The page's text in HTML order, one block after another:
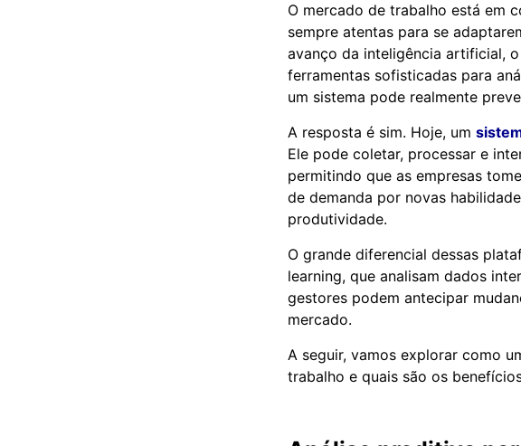
O mercado de trabalho está em
sempre atentas para se
avanço da inteligência artificial,
ferramentas sofisticadas para
um sistema pode realmente
A resposta é sim. Hoje, um
Ele pode coletar, processar e
permitindo que as empresas
de demanda por novas
produtividade.
O grande diferencial dessas
learning, que analisam dados
gestores podem antecipar
mercado.
A seguir, vamos explorar como
trabalho e quais são os